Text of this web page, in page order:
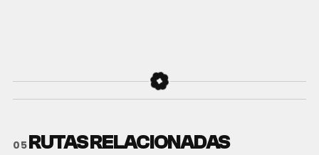
05RUTAS RELACIONADAS